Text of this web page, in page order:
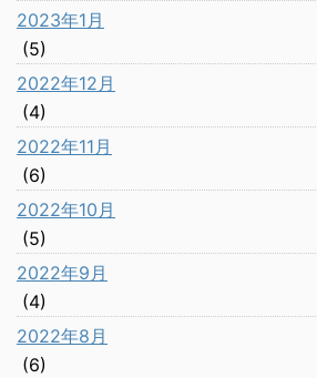
2023年1月
(5)
2022年12月
(4)
2022年11月
(6)
2022年10月
(5)
2022年9月
(4)
2022年8月
(6)